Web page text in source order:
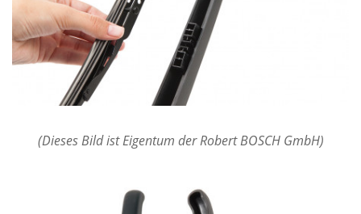
(Dieses Bild ist Eigentum der Robert BOSCH GmbH)